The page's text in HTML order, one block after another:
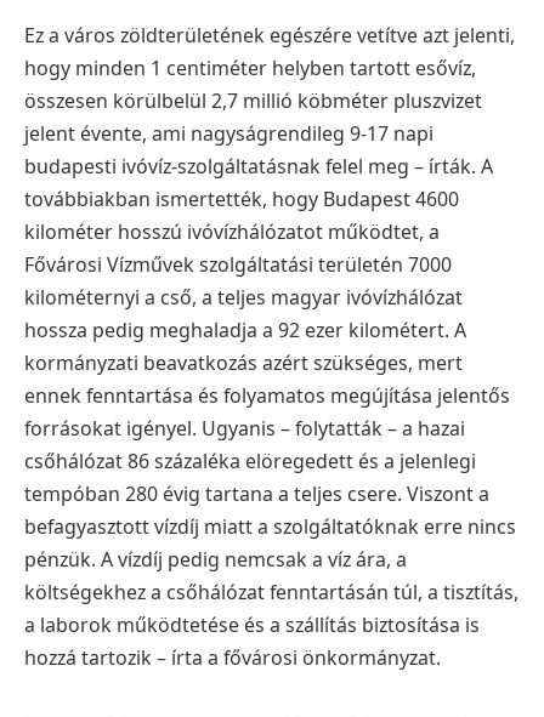
Ez a város zöldterületének egészére vetítve azt jelenti,
hogy minden 1 centiméter helyben tartott esővíz,
összesen körülbelül 2,7 millió köbméter pluszvizet
jelent évente, ami nagyságrendileg 9-17 napi
budapesti ivóvíz-szolgáltatásnak felel meg – írták. A
továbbiakban ismertették, hogy Budapest 4600
kilométer hosszú ivóvízhálózatot működtet, a
Fővárosi Vízművek szolgáltatási területén 7000
kilométernyi a cső, a teljes magyar ivóvízhálózat
hossza pedig meghaladja a 92 ezer kilométert. A
kormányzati beavatkozás azért szükséges, mert
ennek fenntartása és folyamatos megújítása jelentős
forrásokat igényel. Ugyanis – folytatták – a hazai
csőhálózat 86 százaléka elöregedett és a jelenlegi
tempóban 280 évig tartana a teljes csere. Viszont a
befagyasztott vízdíj miatt a szolgáltatóknak erre nincs
pénzük. A vízdíj pedig nemcsak a víz ára, a
költségekhez a csőhálózat fenntartásán túl, a tisztítás,
a laborok működtetése és a szállítás biztosítása is
hozzá tartozik – írta a fővárosi önkormányzat.